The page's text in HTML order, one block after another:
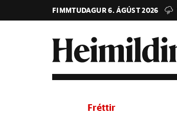
FIMMTUDAGUR 6. ÁGÚST 2026
Fréttir